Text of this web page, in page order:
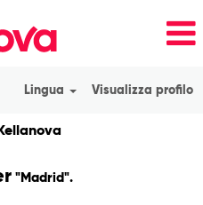
Lingua Visualizza profilo
(pagina
"Madrid".